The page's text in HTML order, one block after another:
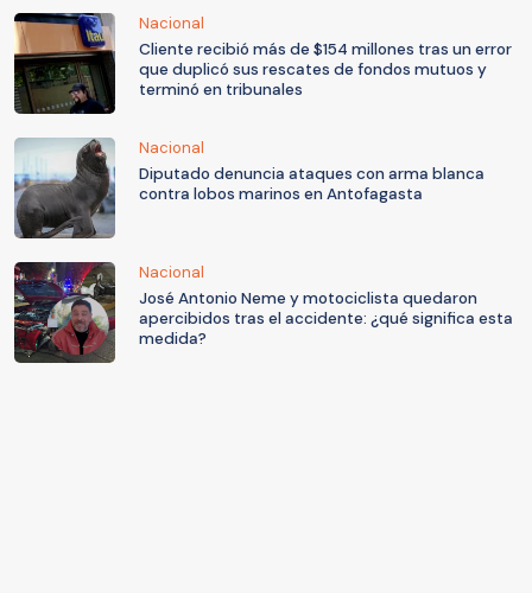
Nacional
Cliente recibió más de $154 millones tras un error
que duplicó sus rescates de fondos mutuos y
terminó en tribunales
Nacional
Diputado denuncia ataques con arma blanca
contra lobos marinos en Antofagasta
Nacional
José Antonio Neme y motociclista quedaron
apercibidos tras el accidente: ¿qué significa esta
medida?